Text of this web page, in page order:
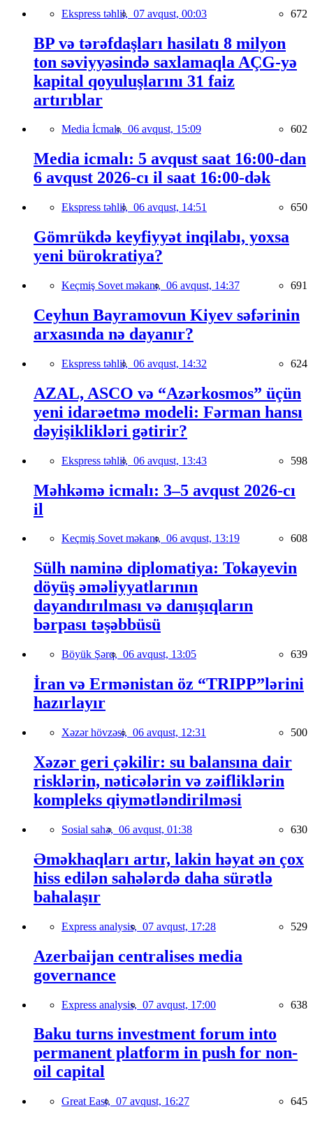
Ekspress təhlil, 07 avqust, 00:03 672
BP və tərəfdaşları hasilatı 8 milyon
ton səviyyəsində saxlamaqla AÇG-yə
kapital qoyuluşlarını 31 faiz
artırıblar
Media İcmalı, 06 avqust, 15:09 602
Media icmalı: 5 avqust saat 16:00-dan
6 avqust 2026-cı il saat 16:00-dək
Ekspress təhlil, 06 avqust, 14:51 650
Gömrükdə keyfiyyət inqilabı, yoxsa
yeni bürokratiya?
Keçmiş Sovet məkanı, 06 avqust, 14:37 691
Ceyhun Bayramovun Kiyev səfərinin
arxasında nə dayanır?
Ekspress təhlil, 06 avqust, 14:32 624
AZAL, ASCO və “Azərkosmos” üçün
yeni idarəetmə modeli: Fərman hansı
dəyişiklikləri gətirir?
Ekspress təhlil, 06 avqust, 13:43 598
Məhkəmə icmalı: 3–5 avqust 2026-cı
il
Keçmiş Sovet məkanı, 06 avqust, 13:19 608
Sülh naminə diplomatiya: Tokayevin
döyüş əməliyyatlarının
dayandırılması və danışıqların
bərpası təşəbbüsü
Böyük Şərq, 06 avqust, 13:05 639
İran və Ermənistan öz “TRIPP”lərini
hazırlayır
Xəzər hövzəsi, 06 avqust, 12:31 500
Xəzər geri çəkilir: su balansına dair
risklərin, nəticələrin və zəifliklərin
kompleks qiymətləndirilməsi
Sosial sahə, 06 avqust, 01:38 630
Əməkhaqları artır, lakin həyat ən çox
hiss edilən sahələrdə daha sürətlə
bahalaşır
Express analysis, 07 avqust, 17:28 529
Azerbaijan centralises media
governance
Express analysis, 07 avqust, 17:00 638
Baku turns investment forum into
permanent platform in push for non-
oil capital
Great East, 07 avqust, 16:27 645